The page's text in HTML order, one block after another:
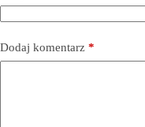
Dodaj komentarz *